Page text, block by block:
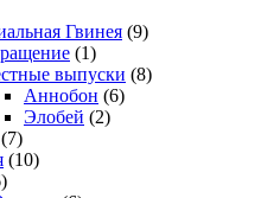
Гвинея (9)
(1)
выпуски (8)
Аннобон (6)
Элобей (2)
(7)
(10)